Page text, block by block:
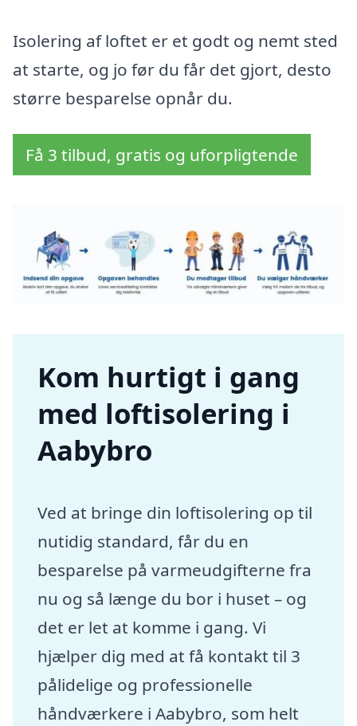
Isolering af loftet er et godt og nemt sted
at starte, og jo før du får det gjort, desto
større besparelse opnår du.
Få 3 tilbud, gratis og uforpligtende
Kom hurtigt i gang
med loftisolering i
Aabybro
Ved at bringe din loftisolering op til
nutidig standard, får du en
besparelse på varmeudgifterne fra
nu og så længe du bor i huset – og
det er let at komme i gang. Vi
hjælper dig med at få kontakt til 3
pålidelige og professionelle
håndværkere i Aabybro, som helt